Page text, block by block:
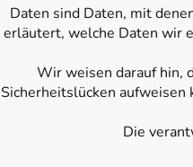
Daten sind Daten, mit
erläutert, welche Daten wir
Wir weisen darauf hin,
Sicherheitslücken aufweisen
Die